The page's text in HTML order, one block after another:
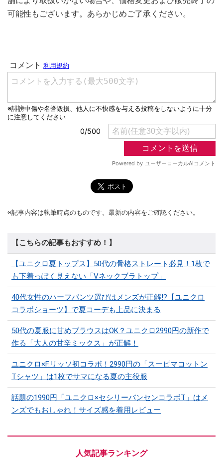
可能性もございます。あらかじめご了承ください。
※記事内容は執筆時点のものです。最新の内容をご確認ください。
【こちらの記事もおすすめ！】
【ユニクロ夏トップス】50代の骨格ストレート必見！1枚で
も下着っぽく見えない「Vネックブラトップ」
40代女性のハーフパンツ選びはメンズが正解!?【ユニクロ
コラボショーツ】で夏コーデも上品に決まる
50代の夏服に甘めブラウスはOK？ユニクロ2990円の新作で
作る「大人の甘辛ミックス」が正解！
ユニクロ×F.リッソ初コラボ！2990円の「スーピマコットン
Tシャツ」は1枚でサマになる夏の主役服
話題の1990円「ユニクロ×セシリーバンセンコラボT」はメ
ンズでもおしゃれ！サイズ感を着用レビュー